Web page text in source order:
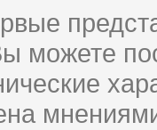
можете